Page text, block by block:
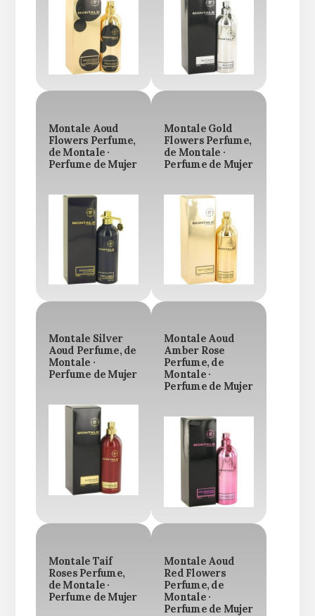
Montale Aoud
Flowers Perfume,
de Montale ·
Perfume de Mujer
Montale Gold
Flowers Perfume,
de Montale ·
Perfume de Mujer
Montale Silver
Aoud Perfume, de
Montale ·
Perfume de Mujer
Montale Aoud
Amber Rose
Perfume, de
Montale ·
Perfume de Mujer
Montale Taif
Roses Perfume,
de Montale ·
Perfume de Mujer
Montale Aoud
Red Flowers
Perfume, de
Montale ·
Perfume de Mujer